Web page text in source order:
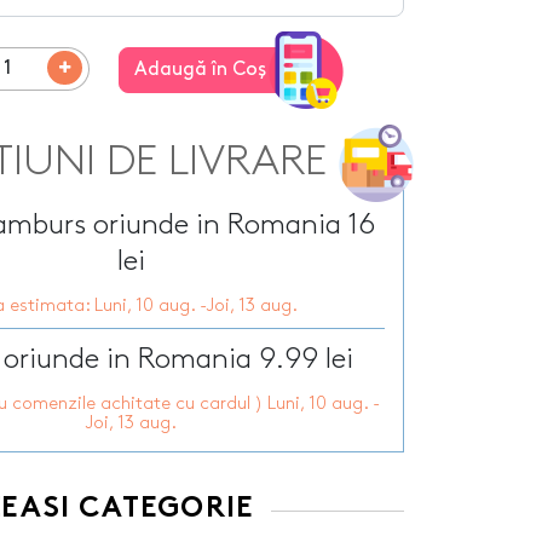
HOT
lumanări
Tocatoare personalizate
Tricouri personalizate HOT
Trofee personalizate
Tablouri motivationale
Adaugă în Coş
DE LIVRARE
oriunde in Romania 16
lei
estimata: Luni, 10 aug. -Joi, 13 aug.
oriunde in Romania 9.99 lei
comenzile achitate cu cardul ) Luni, 10 aug. -
Joi, 13 aug.
CATEGORIE